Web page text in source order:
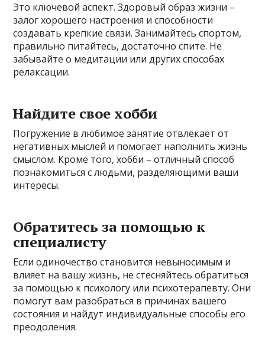
Это ключевой аспект. Здоровый образ жизни –
залог хорошего настроения и способности
создавать крепкие связи. Занимайтесь спортом,
правильно питайтесь, достаточно спите. Не
забывайте о медитации или других способах
релаксации.
Найдите свое хобби
Погружение в любимое занятие отвлекает от
негативных мыслей и помогает наполнить жизнь
смыслом. Кроме того, хобби – отличный способ
познакомиться с людьми, разделяющими ваши
интересы.
Обратитесь за помощью к
специалисту
Если одиночество становится невыносимым и
влияет на вашу жизнь, не стесняйтесь обратиться
за помощью к психологу или психотерапевту. Они
помогут вам разобраться в причинах вашего
состояния и найдут индивидуальные способы его
преодоления.